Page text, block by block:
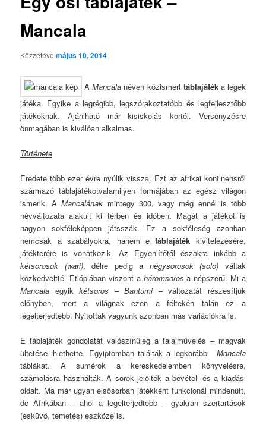
Mancala
Közzétévemájus 10, 2014
AMancala néven közismerttáblajátéka legek
játéka. Egyike a legrégibb, legszórakoztatóbb és legfejlesztőbb
játékoknak. Ajánlható már kisiskolás kortól. Versenyzésre
önmagában is kiválóan alkalmas.
Története
Eredete több ezer évre nyúlik vissza. Ezt az afrikai kontinensről
származó táblajátékotvalamilyen formájában az egész világon
ismerik. AMancalának mintegy 300, vagy még ennél is több
névváltozata alakult ki térben és időben. Magát a játékot is
nagyon sokféleképpen játsszák. Ez a sokféleség azonban
nemcsak a szabályokra, hanem etáblajáték kivitelezésére,
játékterére is vonatkozik. Az Egyenlítőtől északra inkább a
kétsorosok (wari), délre pedig a négysorosok (solo) váltak
közkedveltté. Etiópiában viszont a háromsoros a népszerű. Mi a
Mancala egyikkétsoros –Bantumi– változatát részesítjük
előnyben, mert a világnak ezen a féltekén talán ez a
legelterjedtebb. Nyitottak vagyunk azonban más variációkra is.
E táblajáték gondolatát valószínűleg a talajművelés – magvak
ültetése ihlethette. Egyiptomban találták a legkorábbi Mancala
táblákat. A sumérok a kereskedelemben könyvelésre,
számolásra használták. A sorok jelölték a bevételi és a kiadási
oldalt. Ma már ugyan elsősorban játékként funkcionál mindenütt,
de Afrikában – ahol a legelterjedtebb – gyakran szertartások
(esküvő, temetés) eszköze is.